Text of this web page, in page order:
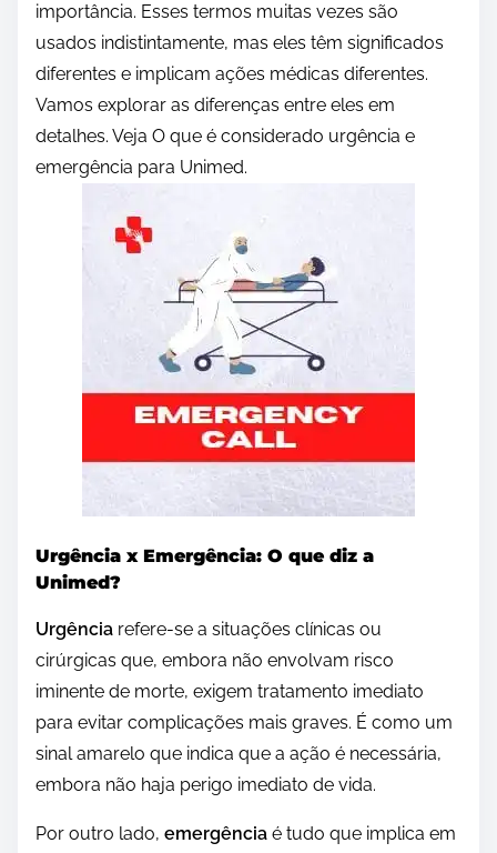
importância. Esses termos muitas vezes são
usados ​​indistintamente, mas eles têm significados
diferentes e implicam ações médicas diferentes.
Vamos explorar as diferenças entre eles em
detalhes. Veja O que é considerado urgência e
emergência para Unimed.
Urgência x Emergência: O que diz a
Unimed?
Urgência refere-se a situações clínicas ou
cirúrgicas que, embora não envolvam risco
iminente de morte, exigem tratamento imediato
para evitar complicações mais graves. É como um
sinal amarelo que indica que a ação é necessária,
embora não haja perigo imediato de vida.
Por outro lado, emergência é tudo que implica em